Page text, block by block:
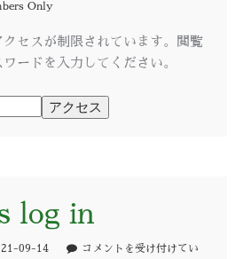
Only
クセスが制限されています。閲覧
ードを入力してください。
log in
09-14
コメントを受け付けてい